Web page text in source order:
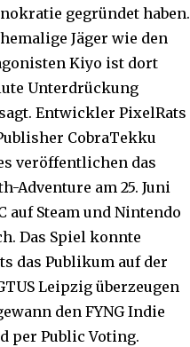
gegründet haben.
Jäger wie den
Kiyo ist dort
Unterdrückung
Entwickler PixelRats
CobraTekku
veröffentlichen das
Adventure am 25. Juni
auf Steam und Nintendo
Das Spiel konnte
das Publikum auf der
Leipzig überzeugen
den FYNG Indie
per Public Voting.